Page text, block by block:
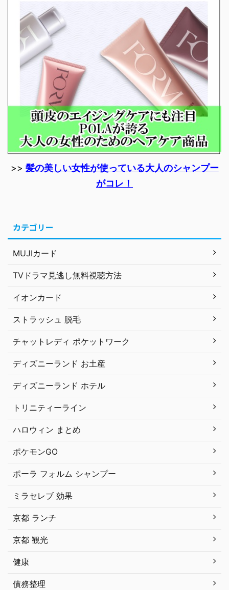
>> 髪の美しい女性が使っている大人のシャンプー
がコレ！
カテゴリー
MUJIカード
TVドラマ見逃し無料視聴方法
イオンカード
ストラッシュ 脱毛
チャットレディ ポケットワーク
ディズニーランド お土産
ディズニーランド ホテル
トリニティーライン
ハロウィン まとめ
ポケモンGO
ポーラ フォルム シャンプー
ミラセレブ 効果
京都 ランチ
京都 観光
健康
債務整理